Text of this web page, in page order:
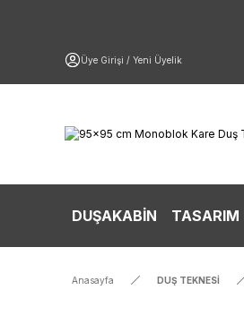
Üye Girişi / Yeni Üyelik
DUŞAKABİN TASARIM
Anasayfa DUŞ TEKNESİ